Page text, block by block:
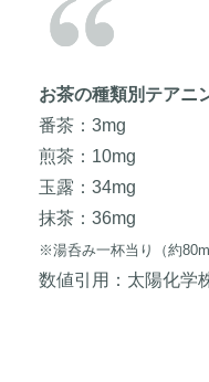
お茶の種類別テアニ
番茶：3mg
煎茶：10mg
玉露：34mg
抹茶：36mg
※湯呑み一杯当り（約80ml
数値引用：太陽化学